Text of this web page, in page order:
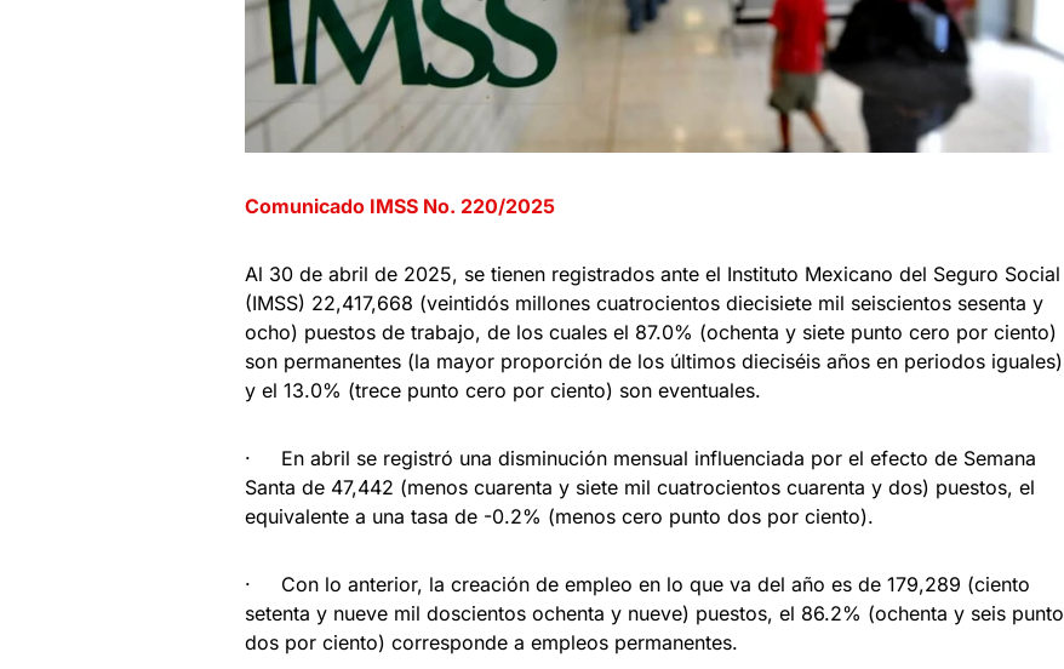
Comunicado IMSS No. 220/2025
Al 30 de abril de 2025, se tienen registrados ante el Instituto Mexicano del Seguro Social
(IMSS) 22,417,668 (veintidós millones cuatrocientos diecisiete mil seiscientos sesenta y
ocho) puestos de trabajo, de los cuales el 87.0% (ochenta y siete punto cero por ciento)
son permanentes (la mayor proporción de los últimos dieciséis años en periodos iguales)
y el 13.0% (trece punto cero por ciento) son eventuales.
· En abril se registró una disminución mensual influenciada por el efecto de Semana
Santa de 47,442 (menos cuarenta y siete mil cuatrocientos cuarenta y dos) puestos, el
equivalente a una tasa de -0.2% (menos cero punto dos por ciento).
· Con lo anterior, la creación de empleo en lo que va del año es de 179,289 (ciento
setenta y nueve mil doscientos ochenta y nueve) puestos, el 86.2% (ochenta y seis punto
dos por ciento) corresponde a empleos permanentes.